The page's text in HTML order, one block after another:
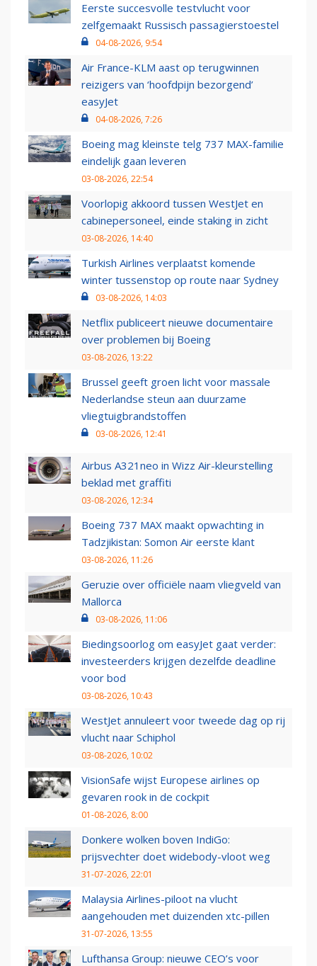
Eerste succesvolle testvlucht voor
zelfgemaakt Russisch passagierstoestel
04-08-2026, 9:54
Air France-KLM aast op terugwinnen
reizigers van ‘hoofdpijn bezorgend’
easyJet
04-08-2026, 7:26
Boeing mag kleinste telg 737 MAX-familie
eindelijk gaan leveren
03-08-2026, 22:54
Voorlopig akkoord tussen WestJet en
cabinepersoneel, einde staking in zicht
03-08-2026, 14:40
Turkish Airlines verplaatst komende
winter tussenstop op route naar Sydney
03-08-2026, 14:03
Netflix publiceert nieuwe documentaire
over problemen bij Boeing
03-08-2026, 13:22
Brussel geeft groen licht voor massale
Nederlandse steun aan duurzame
vliegtuigbrandstoffen
03-08-2026, 12:41
Airbus A321neo in Wizz Air-kleurstelling
beklad met graffiti
03-08-2026, 12:34
Boeing 737 MAX maakt opwachting in
Tadzjikistan: Somon Air eerste klant
03-08-2026, 11:26
Geruzie over officiële naam vliegveld van
Mallorca
03-08-2026, 11:06
Biedingsoorlog om easyJet gaat verder:
investeerders krijgen dezelfde deadline
voor bod
03-08-2026, 10:43
WestJet annuleert voor tweede dag op rij
vlucht naar Schiphol
03-08-2026, 10:02
VisionSafe wijst Europese airlines op
gevaren rook in de cockpit
01-08-2026, 8:00
Donkere wolken boven IndiGo:
prijsvechter doet widebody-vloot weg
31-07-2026, 22:01
Malaysia Airlines-piloot na vlucht
aangehouden met duizenden xtc-pillen
31-07-2026, 13:55
Lufthansa Group: nieuwe CEO’s voor